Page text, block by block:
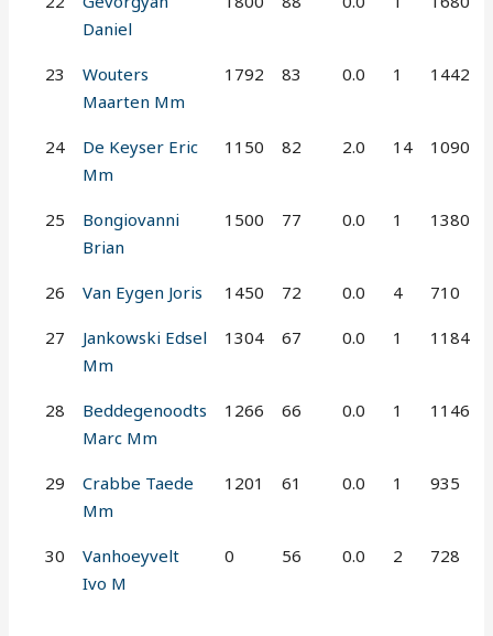
Daniel
23
Wouters
Maarten Mm
1792 83 0.0 1 1442
24
De Keyser Eric
Mm
1150 82 2.0 14 1090
25
Bongiovanni
Brian
1500 77 0.0 1 1380
26 Van Eygen Joris 1450 72 0.0 4 710
27
Jankowski Edsel
Mm
1304 67 0.0 1 1184
28
Beddegenoodts
Marc Mm
1266 66 0.0 1 1146
29
Crabbe Taede
Mm
1201 61 0.0 1 935
30
Vanhoeyvelt
Ivo M
0 56 0.0 2 728